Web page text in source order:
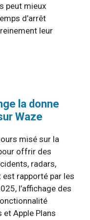
peut mieux
d’arrêt
leur
la donne
Waze
misé sur la
offrir des
radars,
rapporté par les
l’affichage des
et Apple Plans